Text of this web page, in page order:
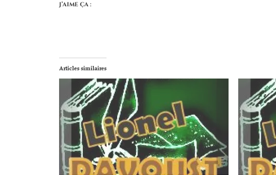
J’aime ça :
Articles similaires